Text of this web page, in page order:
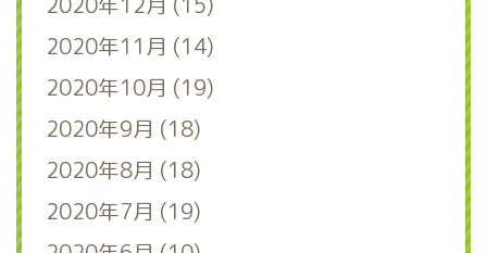
2020年11月 (14)
2020年10月 (19)
2020年9月 (18)
2020年8月 (18)
2020年7月 (19)